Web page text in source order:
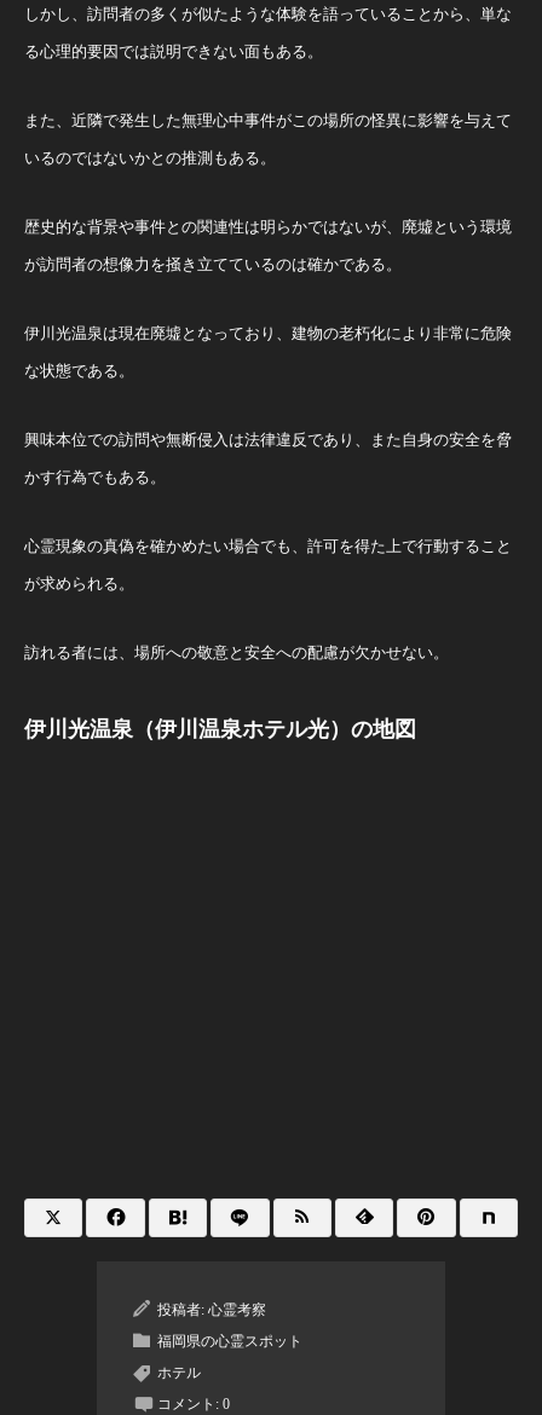
しかし、訪問者の多くが似たような体験を語っていることから、単な
る心理的要因では説明できない面もある。
また、近隣で発生した無理心中事件がこの場所の怪異に影響を与えて
いるのではないかとの推測もある。
歴史的な背景や事件との関連性は明らかではないが、廃墟という環境
が訪問者の想像力を掻き立てているのは確かである。
伊川光温泉は現在廃墟となっており、建物の老朽化により非常に危険
な状態である。
興味本位での訪問や無断侵入は法律違反であり、また自身の安全を脅
かす行為でもある。
心霊現象の真偽を確かめたい場合でも、許可を得た上で行動すること
が求められる。
訪れる者には、場所への敬意と安全への配慮が欠かせない。
伊川光温泉（伊川温泉ホテル光）の地図
投稿者: 心霊考察
福岡県の心霊スポット
ホテル
コメント: 0